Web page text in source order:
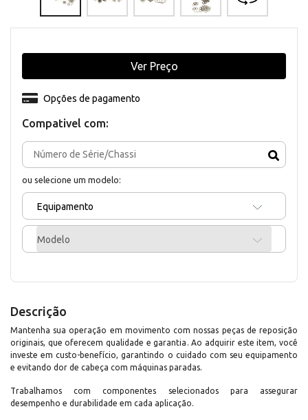
Compativel com:
ou selecione um modelo:
Equipamento
Modelo
Opções de pagamento
Ver Preço
Descrição
Mantenha sua operação em movimento com nossas peças de reposição
originais, que oferecem qualidade e garantia. Ao adquirir este item, você
investe em custo-benefício, garantindo o cuidado com seu equipamento
e evitando dor de cabeça com máquinas paradas.
Trabalhamos com componentes selecionados para assegurar
desempenho e durabilidade em cada aplicação.